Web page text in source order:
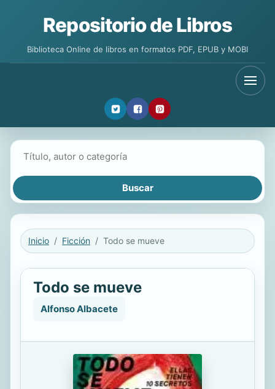
Repositorio de Libros
Biblioteca Online de libros en formatos PDF, EPUB y MOBI
Inicio Ficción Todo se mueve
Todo se mueve
Alfonso Albacete